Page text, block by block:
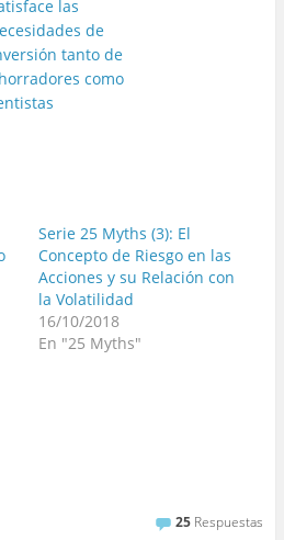
las
de
tanto de
como
Serie 25 Myths (3): El
Concepto de Riesgo en las
Acciones y su Relación con
la Volatilidad
16/10/2018
En "25 Myths"
25 Respuestas